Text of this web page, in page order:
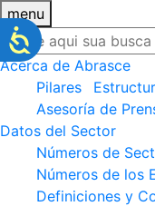
menu
Acerca de Abrasce
Pilares
Asesoría de
Datos del Sector
Números de
Números de los
Definiciones y